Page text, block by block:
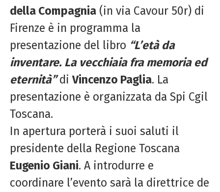
della Compagnia (in via Cavour 50r) di
Firenze è in programma la
presentazione del libro “L’età da
inventare. La vecchiaia fra memoria ed
eternità” diVincenzo Paglia. La
presentazione è organizzata da Spi Cgil
Toscana.
In apertura porterà i suoi saluti il
presidente della Regione Toscana
Eugenio Giani. A introdurre e
coordinare l’evento sarà la direttrice de